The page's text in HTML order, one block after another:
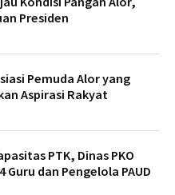
Presiden
Pemuda Alor yang
Aspirasi Rakyat
PTK, Dinas PKO
Guru dan Pengelola PAUD